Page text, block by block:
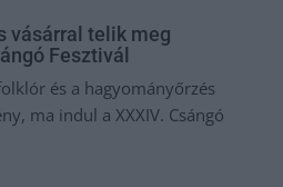
vásárral telik meg
Fesztivál
és a hagyományőrzés
ma indul a XXXIV. Csángó